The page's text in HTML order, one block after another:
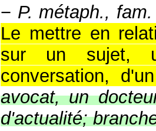
− P. métaph., fam.
Le mettre en
sur un sujet,
conversation,
avocat, un
d'actualité;